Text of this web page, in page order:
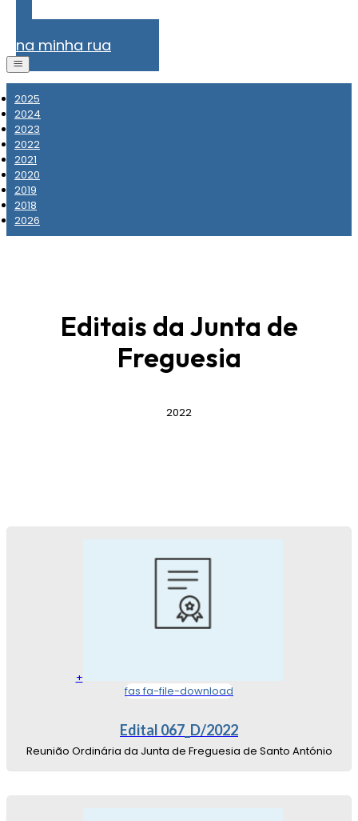
na minha rua
2025
2024
2023
2022
2021
2020
2019
2018
2026
Editais da Junta de
Freguesia
2022
+
fas fa-file-download
Edital 067_D/2022
Reunião Ordinária da Junta de Freguesia de Santo António